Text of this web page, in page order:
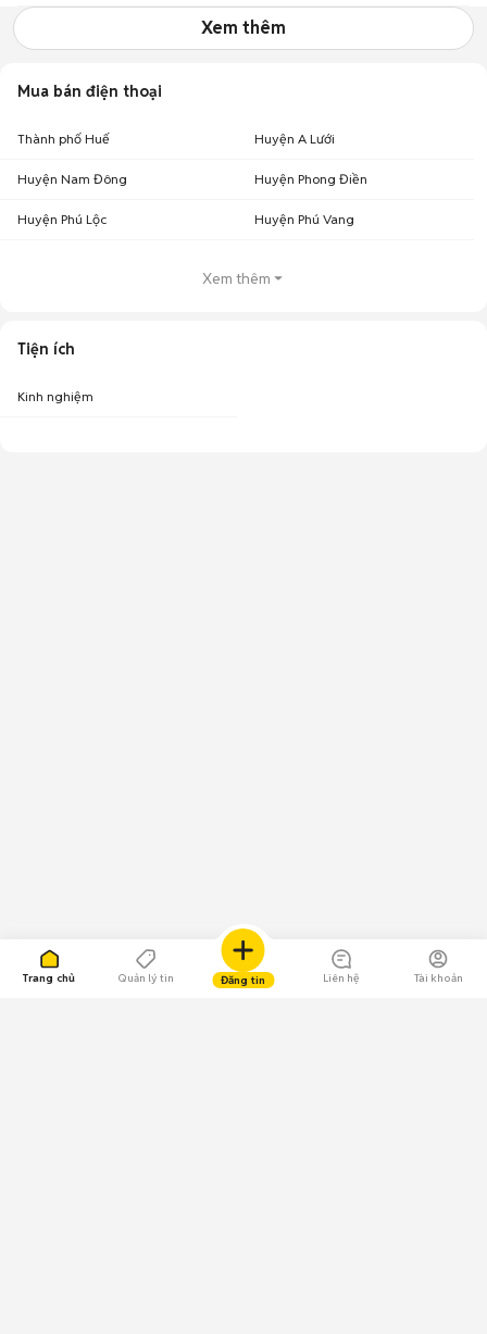
Trang chủ Quản lý tin Đăng tin Liên hệ Tài khoản
Xem thêm
Mua bán điện thoại
Thành phố Huế Huyện A Lưới
Huyện Nam Đông Huyện Phong Điền
Huyện Phú Lộc Huyện Phú Vang
Xem thêm
Tiện ích
Kinh nghiệm